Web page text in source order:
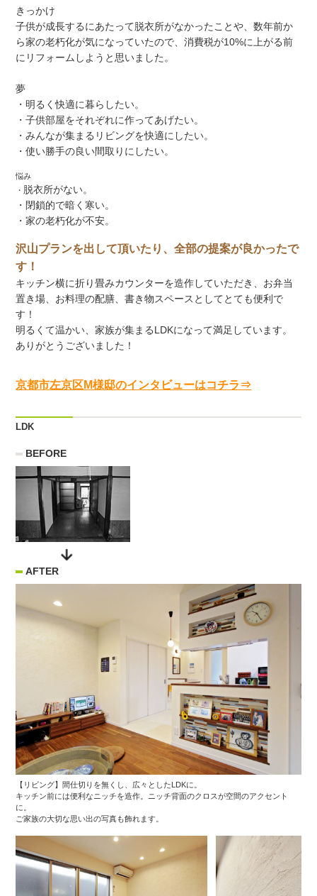
きっかけ
子供が成長するにあたって脱衣所がなかったことや、数年前か
ら家の老朽化が気になっていたので、消費税が10%に上がる前
にリフォームしようと思いました。
夢
・明るく快適に暮らしたい。
・子供部屋をそれぞれに作ってあげたい。
・みんなが集まるリビングを快適にしたい。
・使い勝手の良い間取りにしたい。
悩み
・ 脱衣所がない。
・閉鎖的で暗く寒い。
・家の老朽化が不安。
沢山プランを出して頂いたり、全部の提案が良かったで
す！
キッチン横に折り畳みカウンターを造作していただき、お弁当
置き場、お料理の配膳、書き物スペースとしてとても便利で
す！
明るくて温かい、家族が集まるLDKになって満足しています。
ありがとうございました！
京都市左京区M様邸のインタビューはコチラ⇒
LDK
BEFORE
AFTER
【リビング】間仕切りを無くし、広々としたLDKに。
キッチン前には便利なニッチを造作。ニッチ背面のクロスが空間のアクセント
に。
ご家族の大切な思い出の写真も飾れます。